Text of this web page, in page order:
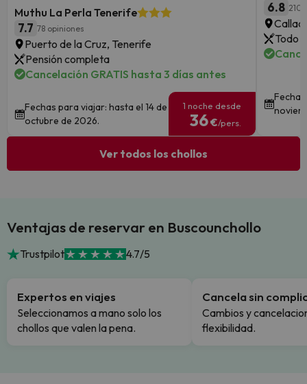
Muthu La Perla Tenerife
7.7 78 opiniones
Puerto de la Cruz, Tenerife
Pensión completa
Cancelación GRATIS hasta 3 días antes
Fechas para viajar: hasta el 14 de
octubre de 2026.
1 noche desde
36€/pers.
6.8 210
Todo
Ver todos los chollos
Ventajas de reservar en Buscounchollo
Trustpilot 4.7/5
Expertos en viajes
Seleccionamos a mano solo los
chollos que valen la pena.
Cancela sin
Cambios y
flexibilidad.